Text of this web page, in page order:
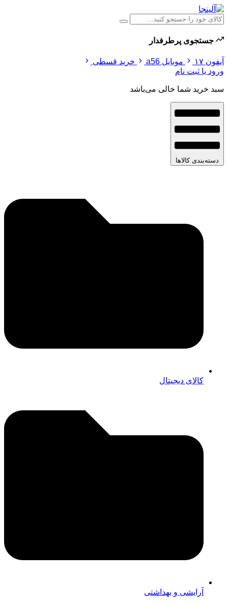
جستجوی پرطرفدار
آیفون ۱۷ موبایل a56
خرید قسطی
ورود یا ثبت نام
سبد خرید شما خالی می‌باشد
دسته‌بندی کالاها
کالای دیجیتال
آرایشی و بهداشتی